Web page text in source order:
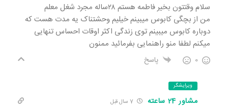
سلام وقتتون بخیر فاطمه هستم ۲۸ساله مجرد شغل معلم
من از بچگی کابوس میبینم خیلیم وحشتناک یه مدت هست که
دوباره کابوس میبینم توی زندگی اکثر اوقات احساس تنهایی
میکنم لطفا منو راهنمایی بفرمائید ممنون
0 پاسخ
ویرایشگر
مشاور 24 ساعته